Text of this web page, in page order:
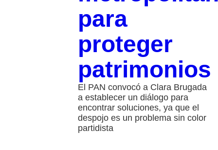
para
proteger
patrimonios
El PAN convocó a Clara Brugada
a establecer un diálogo para
encontrar soluciones, ya que el
despojo es un problema sin color
partidista